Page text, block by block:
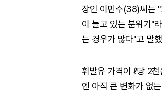
장인 이민수(38)씨는
이 늘고 있는 분위기"
는 경우가 많다"고 말
휘발유 가격이 ℓ당 2
엔 아직 큰 변화가 없